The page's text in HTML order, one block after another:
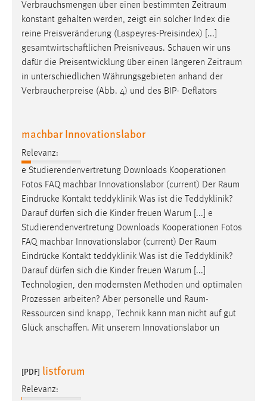
Verbrauchsmengen über einen bestimmten Zeitraum
konstant gehalten werden, zeigt ein solcher Index die
reine Preisveränderung (Laspeyres-Preisindex) [...]
gesamtwirtschaftlichen Preisniveaus. Schauen wir uns
dafür die Preisentwicklung über einen längeren Zeitraum
in unterschiedlichen Währungsgebieten anhand der
Verbraucherpreise (Abb. 4) und des BIP- Deflators
machbar Innovationslabor
Relevanz:
e Studierendenvertretung Downloads Kooperationen
Fotos FAQ machbar Innovationslabor (current) Der Raum
Eindrücke Kontakt teddyklinik Was ist die Teddyklinik?
Darauf dürfen sich die Kinder freuen Warum [...] e
Studierendenvertretung Downloads Kooperationen Fotos
FAQ machbar Innovationslabor (current) Der Raum
Eindrücke Kontakt teddyklinik Was ist die Teddyklinik?
Darauf dürfen sich die Kinder freuen Warum [...]
Technologien, den modernsten Methoden und optimalen
Prozessen arbeiten? Aber personelle und Raum-
Ressourcen sind knapp, Technik kann man nicht auf gut
Glück anschaffen. Mit unserem Innovationslabor un
[PDF] listforum
Relevanz: